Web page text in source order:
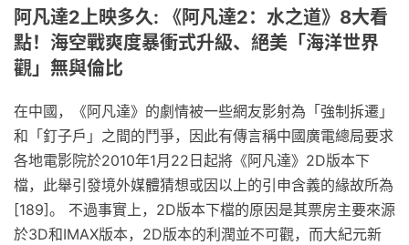
阿凡達2上映多久: 《阿凡達2：水之道》8大看
點！海空戰爽度暴衝式升級、絕美「海洋世界
觀」無與倫比
在中國，《阿凡達》的劇情被一些網友影射為「強制拆遷」
和「釘子戶」之間的鬥爭，因此有傳言稱中國廣電總局要求
各地電影院於2010年1月22日起將《阿凡達》2D版本下
檔，此舉引發境外媒體猜想或因以上的引申含義的緣故所為
[189]。 不過事實上，2D版本下檔的原因是其票房主要來源
於3D和IMAX版本，2D版本的利潤並不可觀，而大紀元新